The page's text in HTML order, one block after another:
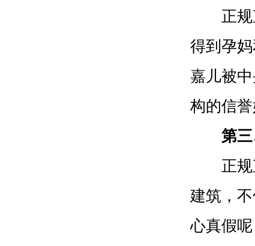
正规直
得到孕
嘉儿被
构的信
第
正规直
建筑，
心真假